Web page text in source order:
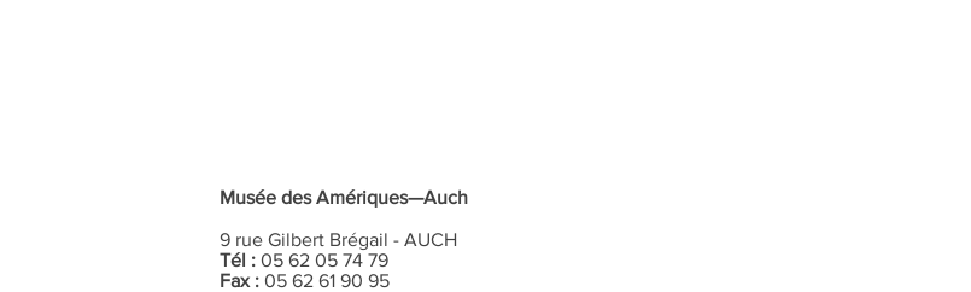
Musée des Amériques—Auch
9 rue Gilbert Brégail - AUCH
Tél : 05 62 05 74 79
Fax : 05 62 61 90 95